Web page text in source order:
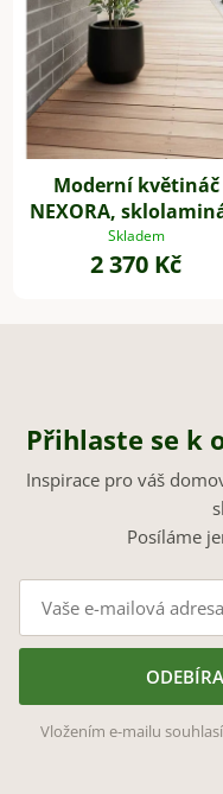
Moderní květináč
NEXORA,
31x28 cm, černý
Skladem
2 370 Kč
Přihlaste se k
Inspirace pro váš
Posíláme
Vložením e-mailu